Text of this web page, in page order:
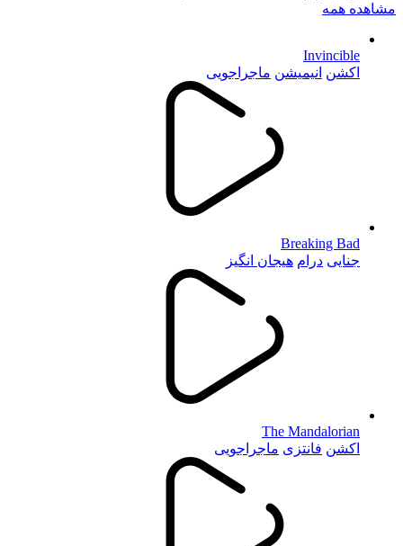
مشاهده همه
Invincible
اکشن انیمیشن ماجراجویی
Breaking Bad
جنایی درام هیجان انگیز
The Mandalorian
اکشن فانتزی ماجراجویی